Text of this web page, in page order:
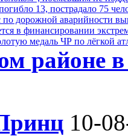
13, пострадало 75
по дорожной аварийности
в финансировании
медаль ЧР по лёгкой
районе
10-